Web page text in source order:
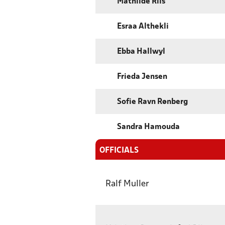
Mathilde Riis
Esraa Althekli
Ebba Hallwyl
Frieda Jensen
Sofie Ravn Rønberg
Sandra Hamouda
OFFICIALS
Ralf Muller